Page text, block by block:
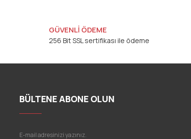
GÜVENLİ ÖDEME
256 Bit SSL sertifikası ile ödeme
BÜLTENE ABONE OLUN